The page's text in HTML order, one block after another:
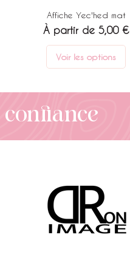
Affiche Yec'hed mat
À partir de 5,00 €
Prix promotionnel
Voir les options